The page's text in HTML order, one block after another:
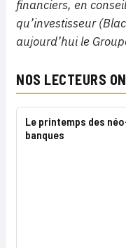
financiers, en
qu’investisseur
aujourd’hui le
NOS LECTEURS
Le printemps des
banques